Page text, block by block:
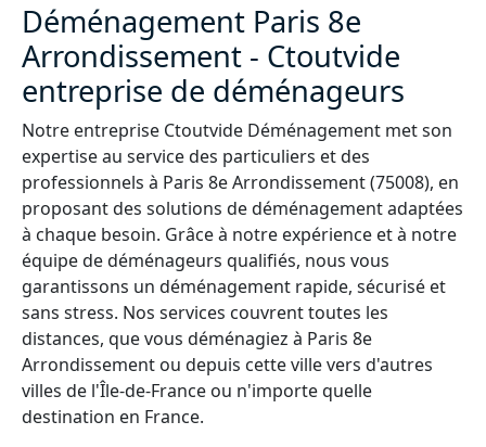
Déménagement Paris 8e
Arrondissement - Ctoutvide
entreprise de déménageurs
Notre entreprise Ctoutvide Déménagement met son
expertise au service des particuliers et des
professionnels à Paris 8e Arrondissement (75008), en
proposant des solutions de déménagement adaptées
à chaque besoin. Grâce à notre expérience et à notre
équipe de déménageurs qualifiés, nous vous
garantissons un déménagement rapide, sécurisé et
sans stress. Nos services couvrent toutes les
distances, que vous déménagiez à Paris 8e
Arrondissement ou depuis cette ville vers d'autres
villes de l'Île-de-France ou n'importe quelle
destination en France.